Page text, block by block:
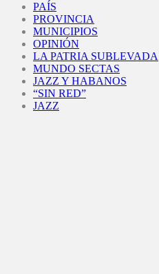
PAÍS
PROVINCIA
MUNICIPIOS
OPINIÓN
LA PATRIA SUBLEVADA
MUNDO SECTAS
JAZZ Y HABANOS
“SIN RED”
JAZZ